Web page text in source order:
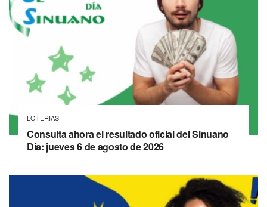
LOTERIAS
Consulta ahora el resultado oficial del Sinuano
Día: jueves 6 de agosto de 2026